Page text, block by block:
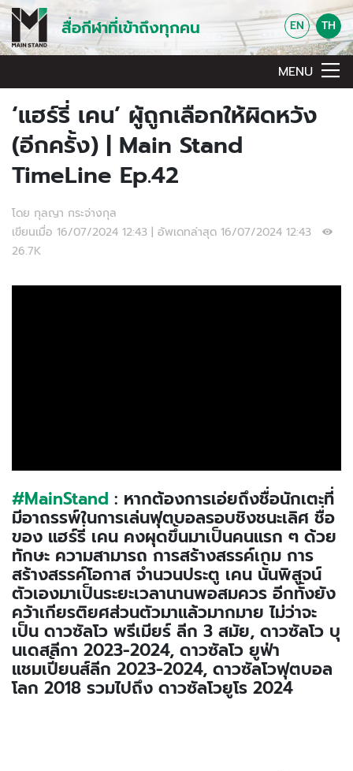
สื่อกีฬาที่เข้าถึงทุกคน EN TH
MENU
‘แฮร์รี่ เคน’ ผู้ถูกเลือกให้ผิดหวัง
(อีกครั้ง) | Main Stand
TimeLine Ep.42
โดย กุลญา กระจ่างกุล
เขียนเมื่อ 16/07/2024 12:43 | อัพเดทล่าสุด 16/07/2024 12:43
26.7K
#MainStand : หากต้องการเอ่ยถึงชื่อนักเตะที่
มีอาถรรพ์ในการเล่นฟุตบอลรอบชิงชนะเลิศ ชื่อ
ของ แฮร์รี่ เคน คงผุดขึ้นมาเป็นคนแรก ๆ ด้วย
ทักษะ ความสามารถ การสร้างสรรค์เกม การ
สร้างสรรค์โอกาส จำนวนประตู เคน นั้นพิสูจน์
ตัวเองมาเป็นระยะเวลานานพอสมควร อีกทั้งยัง
คว้าเกียรติยศส่วนตัวมาแล้วมากมาย ไม่ว่าจะ
เป็น ดาวซัลโว พรีเมียร์ ลีก 3 สมัย, ดาวซัลโว บุ
นเดสลีกา 2023-2024, ดาวซัลโว ยูฟ่า
แชมเปี้ยนส์ลีก 2023-2024, ดาวซัลโวฟุตบอล
โลก 2018 รวมไปถึง ดาวซัลโวยูโร 2024